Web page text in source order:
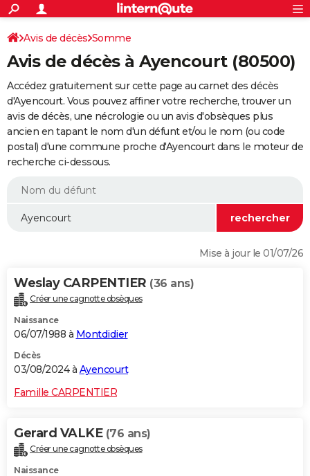
ACTUALITÉS
Politique
Société
Faits Divers
Education
Monde
Villes
+
SPORT
Coupe du monde 2026
Football
Tennis
Cyclisme
Rugby
Forum
Programme TV
TNT
Streaming
Cinéma
Sorties cinéma
Musique
+
FINANCE
Retraite
Impôts
Epargne
Immobilier
Risques naturels par ville
Banque
Assurance
Crédit
AUTO
Essais
Réserver un essai
Citadines
Berlines
SUV
Forum auto
+HIGH-TECH
BRICOLAGE
WEEK-END
Alimentation
Guide de la santé
Maladies
Médicaments
Sommeil
VOYAGE
Destinations
City break
Voyage nature
Voyage de noces
Forum
Climat
+PHOTO
GUIDES D'ACHAT
Carte de Noël
Carte Bonne année
Carte Saint-Valentin
Carte Pâques
Carte d'anniversaire
DICTIONNAIRE
Dictionnaire
Biographies
Citations
Expressions
Proverbes
PROGRAMME TV
Avis de décès Somme
Avis de décès à Ayencourt (80500)
Accédez gratuitement sur cette page au carnet des décès
d'Ayencourt. Vous pouvez affiner votre recherche, trouver un
avis de décès, une nécrologie ou un avis d'obsèques plus
ancien en tapant le nom d'un défunt et/ou le nom (ou code
postal) d'une commune proche d'Ayencourt dans le moteur de
recherche ci-dessous.
Mise à jour le 01/07/26
Weslay CARPENTIER (36 ans)
Créer une cagnotte obsèques
Naissance
06/07/1988 à Montdidier
Décès
03/08/2024 à Ayencourt
Famille CARPENTIER
Gerard VALKE (76 ans)
Créer une cagnotte obsèques
Naissance